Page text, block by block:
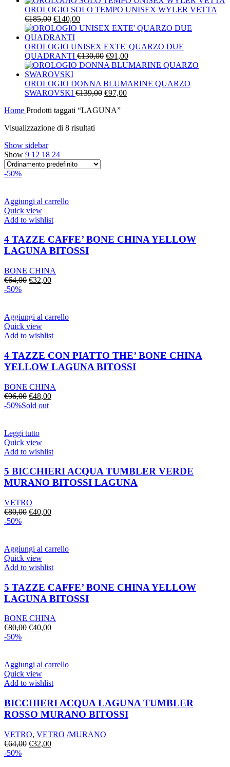
OROLOGIO SOLO TEMPO UNISEX WYLER VETTA
€185,00 Il
prezzo
originale
era:
€185,00.
€140,00Il
prezzo
è:
€140,00.
OROLOGIO UNISEX EXTE' QUARZO DUE
QUADRANTI €130,00 Il
prezzo
era:
€130,00.
€91,00Il
prezzo
è:
OROLOGIO DONNA BLUMARINE QUARZO
SWAROVSKI €139,00 Il
originale
€97,00Il
Home Prodotti taggati “LAGUNA”
Visualizzazione di 8 risultati
Show sidebar
Show 9 12 18 24
-50%
Aggiungi al carrello
Quick view
Add to wishlist
4 TAZZE CAFFE’ BONE CHINA YELLOW
LAGUNA BITOSSI
BONE CHINA
€64,00 Il
€64,00.
€32,00Il
€32,00.
-50%
Aggiungi al carrello
Quick view
Add to wishlist
4 TAZZE CON PIATTO THE’ BONE CHINA
YELLOW LAGUNA BITOSSI
BONE CHINA
€96,00 Il
prezzo
€96,00.
€48,00Il
-50%Sold out
Leggi tutto
Quick view
Add to wishlist
5 BICCHIERI ACQUA TUMBLER VERDE
MURANO BITOSSI LAGUNA
VETRO
€80,00 Il
€80,00.
€40,00Il
€40,00.
-50%
Aggiungi al carrello
Quick view
Add to wishlist
5 TAZZE CAFFE’ BONE CHINA YELLOW
LAGUNA BITOSSI
BONE CHINA
€80,00 Il
€80,00.
€40,00Il
€40,00.
-50%
Aggiungi al carrello
Quick view
Add to wishlist
BICCHIERI ACQUA LAGUNA TUMBLER
ROSSO MURANO BITOSSI
VETRO, VETRO /MURANO
€64,00 Il
€32,00Il
-50%